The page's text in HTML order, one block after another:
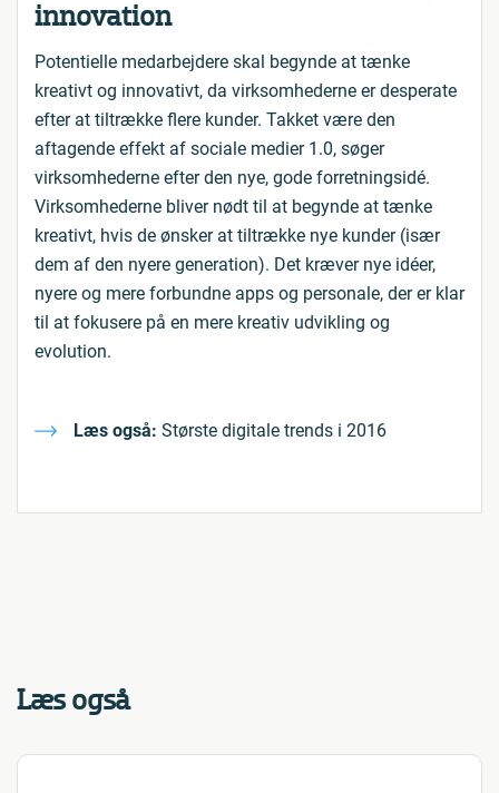
innovation
Potentielle medarbejdere skal begynde at tænke
kreativt og innovativt, da virksomhederne er desperate
efter at tiltrække flere kunder. Takket være den
aftagende effekt af sociale medier 1.0, søger
virksomhederne efter den nye, gode forretningsidé.
Virksomhederne bliver nødt til at begynde at tænke
kreativt, hvis de ønsker at tiltrække nye kunder (især
dem af den nyere generation). Det kræver nye idéer,
nyere og mere forbundne apps og personale, der er klar
til at fokusere på en mere kreativ udvikling og
evolution.
Læs også: Største digitale trends i 2016
Læs også